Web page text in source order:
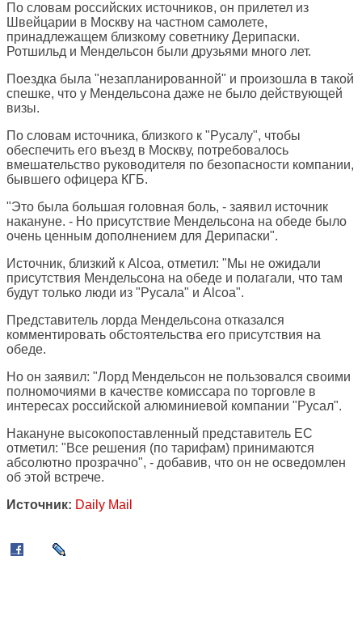
По словам российских источников, он прилетел из
Швейцарии в Москву на частном самолете,
принадлежащем близкому советнику Дерипаски.
Ротшильд и Мендельсон были друзьями много лет.
Поездка была "незапланированной" и произошла в такой
спешке, что у Мендельсона даже не было действующей
визы.
По словам источника, близкого к "Русалу", чтобы
обеспечить его въезд в Москву, потребовалось
вмешательство руководителя по безопасности компании,
бывшего офицера КГБ.
"Это была большая головная боль, - заявил источник
накануне. - Но присутствие Мендельсона на обеде было
очень ценным дополнением для Дерипаски".
Источник, близкий к Alcoa, отметил: "Мы не ожидали
присутствия Мендельсона на обеде и полагали, что там
будут только люди из "Русала" и Alcoa".
Представитель лорда Мендельсона отказался
комментировать обстоятельства его присутствия на
обеде.
Но он заявил: "Лорд Мендельсон не пользовался своими
полномочиями в качестве комиссара по торговле в
интересах российской алюминиевой компании "Русал".
Накануне высокопоставленный представитель ЕС
отметил: "Все решения (по тарифам) принимаются
абсолютно прозрачно", - добавив, что он не осведомлен
об этой встрече.
Источник: Daily Mail